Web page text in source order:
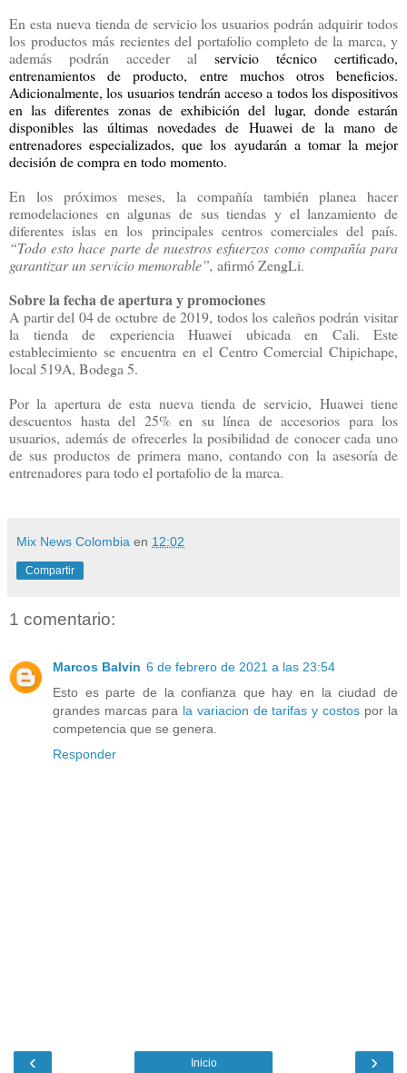
En esta nueva tienda de servicio los usuarios podrán adquirir todos
los productos más recientes del portafolio completo de la marca, y
además podrán acceder al servicio técnico certificado,
entrenamientos de producto, entre muchos otros beneficios.
Adicionalmente, los usuarios tendrán acceso a todos los dispositivos
en las diferentes zonas de exhibición del lugar, donde estarán
disponibles las últimas novedades de Huawei de la mano de
entrenadores especializados, que los ayudarán a tomar la mejor
decisión de compra en todo momento.
En los próximos meses, la compañía también planea hacer
remodelaciones en algunas de sus tiendas y el lanzamiento de
diferentes islas en los principales centros comerciales del país.
“Todo esto hace parte de nuestros esfuerzos como compañía para
garantizar un servicio memorable”, afirmó ZengLi.
Sobre la fecha de apertura y promociones
A partir del 04 de octubre de 2019, todos los caleños podrán visitar
la tienda de experiencia Huawei ubicada en Cali. Este
establecimiento se encuentra en el Centro Comercial Chipichape,
local 519A, Bodega 5.
Por la apertura de esta nueva tienda de servicio, Huawei tiene
descuentos hasta del 25% en su línea de accesorios para los
usuarios, además de ofrecerles la posibilidad de conocer cada uno
de sus productos de primera mano, contando con la asesoría de
entrenadores para todo el portafolio de la marca.
Mix News Colombia en 12:02
Compartir
1 comentario:
Marcos Balvin 6 de febrero de 2021 a las 23:54
Esto es parte de la confianza que hay en la ciudad de
grandes marcas para la variacion de tarifas y costos por la
competencia que se genera.
Responder
‹ ›
Inicio